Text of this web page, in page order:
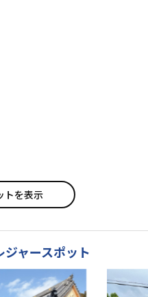
トを表示
ャースポット